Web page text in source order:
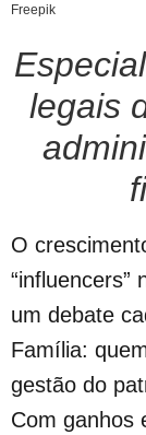
Freepik
legais
O
“influencers”
um debate
Família:
gestão do
Com ganhos